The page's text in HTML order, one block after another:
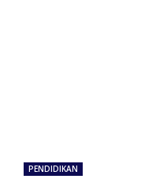
PENDIDIKAN